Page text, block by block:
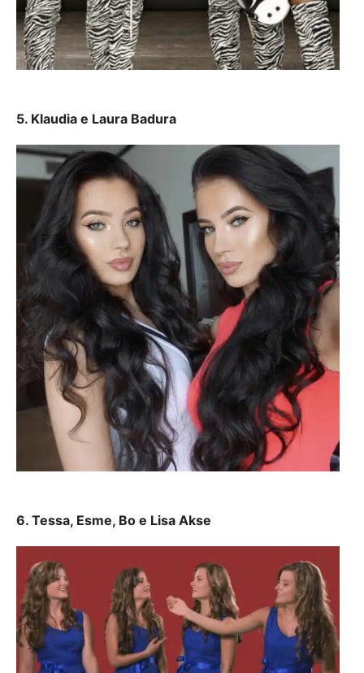
5. Klaudia e Laura Badura
6. Tessa, Esme, Bo e Lisa Akse